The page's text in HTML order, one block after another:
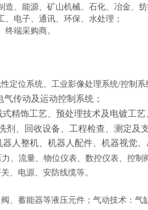
造、 能源、 矿山机械、 石化、 冶金、
、电子、 通讯、环保、水处理 ；
终端采购商。
定位系统、工业影像处理系统/控制系
气传动及运动控制系统；
式精饰工艺、预处理技术及电镀工
剂、回收设备、工程检查、测定及
器人整机、机器人配件、机器视觉、
、流量、物位仪表、数控仪表、控制
、电源、安防线缆等。
、蓄能器等液压元件；气动技术：气